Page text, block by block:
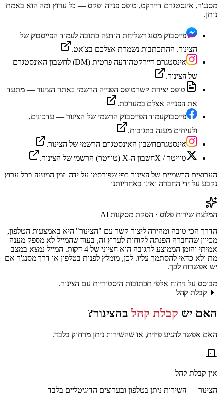
מסנג'ר, אינסטגרם דיירקט, טופס פנייה ופקס — כל ערוץ ומה הוא באמת
נותן.
פייסבוק מסנג'רשליחת הודעה כתובה לעמוד הפייסבוק של
הצינור. ההתכתבות נשמרת אצלכם בצ'אט.
אינסטגרם דיירקט
הודעה פרטית (DM) לחשבון האינסטגרם
של הצינור.
טופס יצירת קשרטופס הפנייה הרשמי באתר הצינור — מתעד
את הפנייה אצלם במערכת.
פייסבוקעמוד הפייסבוק הרשמי של הצינור — עדכונים,
ולעיתים מענה בתגובות.
אינסטגרםחשבון האינסטגרם הרשמי של הצינור.
טוויטר / X
חשבון ה-X (טוויטר) הרשמי של הצינור.
הערוצים הרשמיים של הצינור כפי שפורסמו על ידה. זמן המענה בכל ערוץ
נקבע על ידי החברה ואינו באחריותנו.
המלצת שירות פלוס · הסקת מסקנות AI
הדרך הכי טובה ומהירה ליצור קשר עם "הצינור" היא באמצעות הטלפון,
מכיוון שהחברה הפנתה לקוחות לערוץ זה, בעוד שהמייל לא מספק מענה
אמיתי והזמן הממוצע לתגובה הוא חציוני של 4 דקות. המייל נמצא במצב
מת ולא כדאי להסתמך עליו. לכן, מומלץ לפנות בטלפון או דרך מסנג'ר אם
יש אפשרות לכך.
מבוסס על ניתוח אלפי תכתובות היסטוריות עם הצינור.
🚪 קבלת קהל
האם יש קבלת קהל בהצינור?
האם אפשר להגיע פיזית, או שהשירות ניתן מרחוק בלבד.
אין קבלת קהל
הצינור — השירות ניתן בטלפון ובערוצים הדיגיטליים בלבד